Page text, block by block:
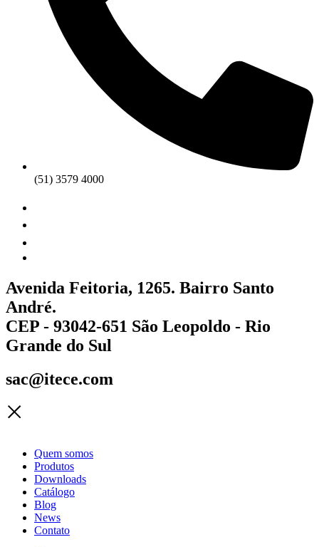
(51) 3579 4000
Avenida Feitoria, 1265. Bairro Santo
André.
CEP - 93042-651 São Leopoldo - Rio
Grande do Sul
sac@itece.com
Quem somos
Produtos
Downloads
Catálogo
Blog
News
Contato